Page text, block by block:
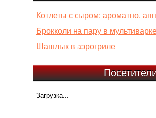
Котлеты с сыром: ароматно,
Брокколи на пару в мультиварке
Шашлык в аэрогриле
Загрузка...